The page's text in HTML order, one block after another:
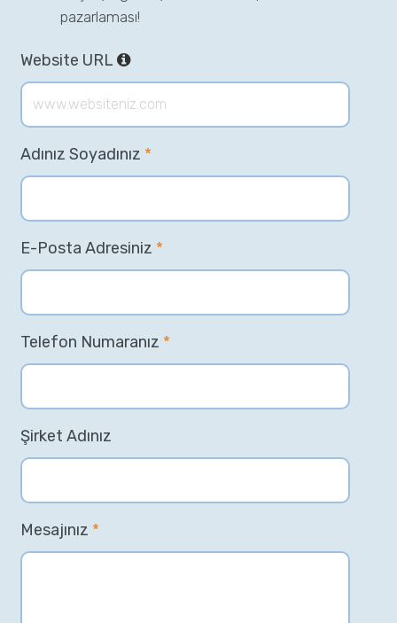
pazarlaması!
Website URL
Adınız Soyadınız *
E-Posta Adresiniz *
Telefon Numaranız *
Şirket Adınız
Mesajınız *